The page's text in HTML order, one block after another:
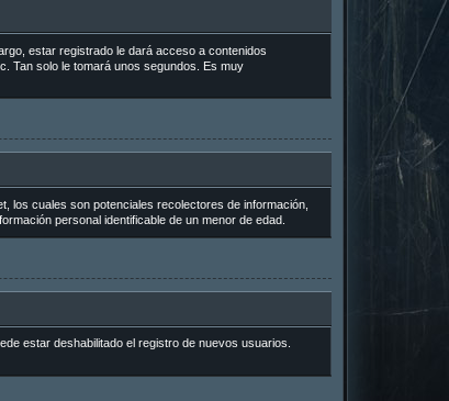
estar registrado le dará acceso a contenidos
Tan solo le tomará unos segundos. Es muy
los cuales son potenciales recolectores de información,
personal identificable de un menor de edad.
estar deshabilitado el registro de nuevos usuarios.